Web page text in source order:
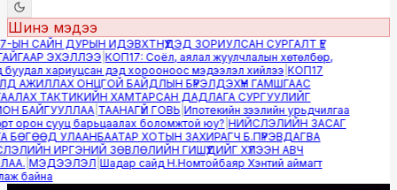
Шинэ мэдээ
САЙН ДУРЫН ИДЭВХТНҮҮДЭД ЗОРИУЛСАН СУРГАЛТ ҮЕ
ЭХЭЛЛЭЭ|КОП17: Соёл, аялал жуулчлалын хөтөлбөр,
хариуцсан дэд хорооноос мэдээлэл хийлээ|КОП17
АЖИЛЛАХ ОНЦГОЙ БАЙДЛЫН БҮРЭЛДЭХҮҮН ГАМШГААС
ТАКТИКИЙН ХАМТАРСАН ДАДЛАГА СУРГУУЛИЙГ
БАЙГУУЛЛАА|ТААНАГҮЙ ГОВЬ|Ипотекийн зээлийн урьдчилгаа
орон сууц барьцаалах боломжтой юу?|НИЙСЛЭЛИЙН ЗАСАГ
УЛААНБААТАР ХОТЫН ЗАХИРАГЧ Б.ПҮРЭВДАГВА
ИРГЭНИЙ ЗӨВЛӨЛИЙН ГИШҮҮДИЙГ ХҮЛЭЭН АВЧ
|МЭДЭЭЛЭЛ|Шадар сайд Н.Номтойбаяр Хэнтий аймагт
байна